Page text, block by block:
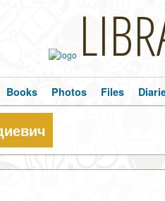
Books Photos Files